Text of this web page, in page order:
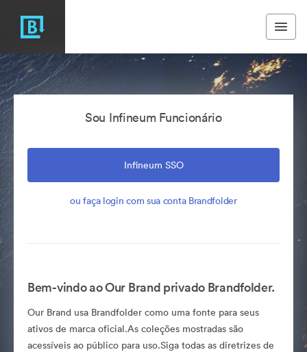
Sou Infineum Funcionário
Infineum SSO
ou faça login com sua conta Brandfolder
Bem-vindo ao Our Brand privado Brandfolder.
Our Brand usa Brandfolder como uma fonte para seus
ativos de marca oficial.As coleções mostradas são
acessíveis ao público para uso.Siga todas as diretrizes de